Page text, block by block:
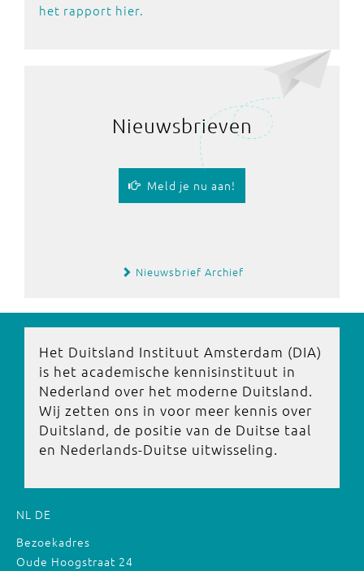
het rapport hier.
Nieuwsbrieven
Meld je nu aan!
Nieuwsbrief Archief
Het Duitsland Instituut Amsterdam (DIA)
is het academische kennisinstituut in
Nederland over het moderne Duitsland.
Wij zetten ons in voor meer kennis over
Duitsland, de positie van de Duitse taal
en Nederlands-Duitse uitwisseling.
NL DE
Bezoekadres
Oude Hoogstraat 24